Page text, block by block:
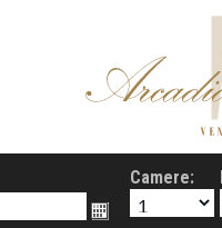
Camere: